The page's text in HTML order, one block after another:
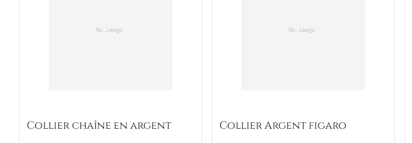
Collier chaîne en argent Collier Argent figaro